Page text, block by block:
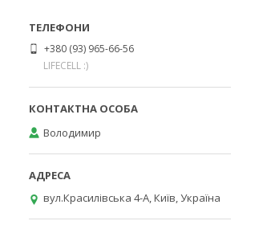
+380 (93) 965-66-56
LIFECELL :)
Володимир
вул.Красилівська 4-А, Київ, Україна